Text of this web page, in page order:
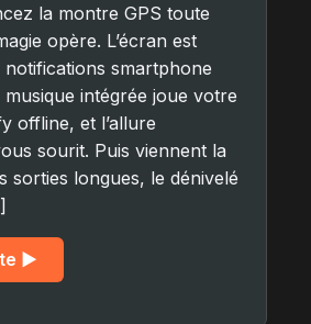
la montre GPS toute
opère. L’écran est
notifications smartphone
musique intégrée joue votre
offline, et l’allure
sourit. Puis viennent la
sorties longues, le dénivelé
▶︎